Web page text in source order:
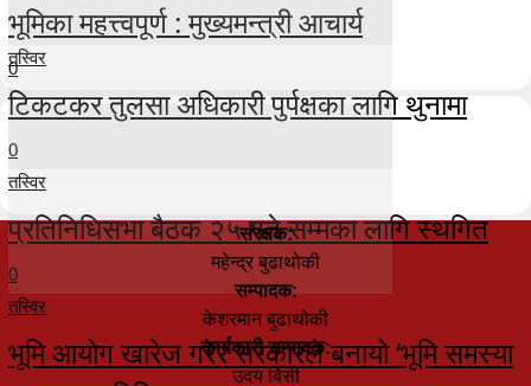
भूमिका महत्त्वपूर्ण : मुख्यमन्त्री आचार्य
0
तस्विर
टिकटकर तुलसा अधिकारी पुर्पक्षका लागि थुनामा
0
तस्विर
प्रतिनिधिसभा बैठक २५ गते सम्मका लागि स्थगित
0
तस्विर
भूमि आयोग खारेज गरेर सरकारले बनायो ‘भूमि समस्या
संरक्षक:
महेन्द्र बुढाथोकी
सम्पादक:
केशरमान बुढाथोकी
कार्यकारी सम्पादक:
उदय बिसी